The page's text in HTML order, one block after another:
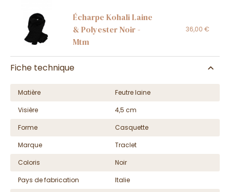
Écharpe Kohali Laine
& Polyester Noir -
Mtm
36,00 €
Fiche technique
Matière
Feutre laine
Visière
4,5 cm
Forme
Casquette
Marque
Traclet
Coloris
Noir
Pays de fabrication
Italie